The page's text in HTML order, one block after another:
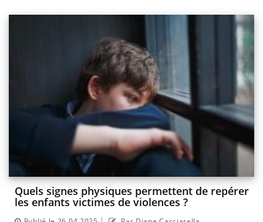
Quels signes physiques permettent de repérer
les enfants victimes de violences ?